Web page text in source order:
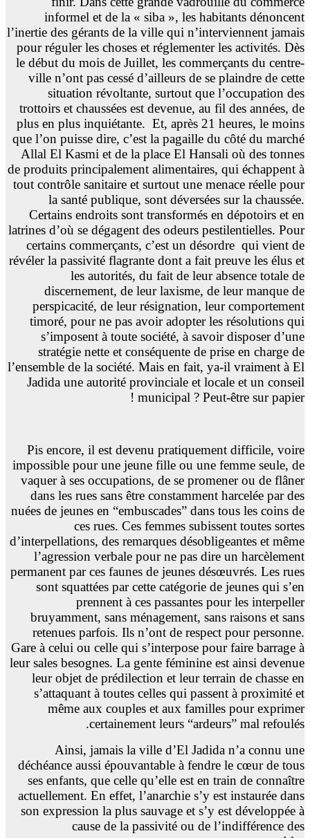
informel et de la « siba », les habitants dénoncent
l’inertie des gérants de la ville qui n’interviennent jamais
pour réguler les choses et réglementer les activités. Dès
le début du mois de Juillet, les commerçants du centre-
ville n’ont pas cessé d’ailleurs de se plaindre de cette
situation révoltante, surtout que l’occupation des
trottoirs et chaussées est devenue, au fil des années, de
plus en plus inquiétante. Et, après 21 heures, le moins
que l’on puisse dire, c’est la pagaille du côté du marché
Allal El Kasmi et de la place El Hansali où des tonnes
de produits principalement alimentaires, qui échappent à
tout contrôle sanitaire et surtout une menace réelle pour
la santé publique, sont déversées sur la chaussée.
Certains endroits sont transformés en dépotoirs et en
latrines d’où se dégagent des odeurs pestilentielles. Pour
certains commerçants, c’est un désordre qui vient de
révéler la passivité flagrante dont a fait preuve les élus et
les autorités, du fait de leur absence totale de
discernement, de leur laxisme, de leur manque de
perspicacité, de leur résignation, leur comportement
timoré, pour ne pas avoir adopter les résolutions qui
s’imposent à toute société, à savoir disposer d’une
stratégie nette et conséquente de prise en charge de
l’ensemble de la société. Mais en fait, ya-il vraiment à El
Jadida une autorité provinciale et locale et un conseil
municipal ? Peut-être sur papier !
Pis encore, il est devenu pratiquement difficile, voire
impossible pour une jeune fille ou une femme seule, de
vaquer à ses occupations, de se promener ou de flâner
dans les rues sans être constamment harcelée par des
nuées de jeunes en “embuscades” dans tous les coins de
ces rues. Ces femmes subissent toutes sortes
d’interpellations, des remarques désobligeantes et même
l’agression verbale pour ne pas dire un harcèlement
permanent par ces faunes de jeunes désœuvrés. Les rues
sont squattées par cette catégorie de jeunes qui s’en
prennent à ces passantes pour les interpeller
bruyamment, sans ménagement, sans raisons et sans
retenues parfois. Ils n’ont de respect pour personne.
Gare à celui ou celle qui s’interpose pour faire barrage à
leur sales besognes. La gente féminine est ainsi devenue
leur objet de prédilection et leur terrain de chasse en
s’attaquant à toutes celles qui passent à proximité et
même aux couples et aux familles pour exprimer
certainement leurs “ardeurs” mal refoulés.
Ainsi, jamais la ville d’El Jadida n’a connu une
déchéance aussi épouvantable à fendre le cœur de tous
ses enfants, que celle qu’elle est en train de connaître
actuellement. En effet, l’anarchie s’y est instaurée dans
son expression la plus sauvage et s’y est développée à
cause de la passivité ou de l’indifférence des